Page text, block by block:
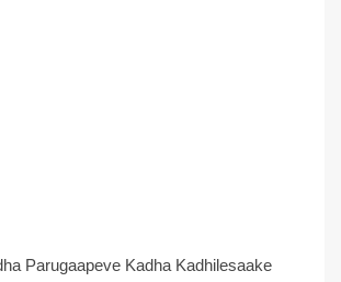
Parugaapeve Kadha Kadhilesaake